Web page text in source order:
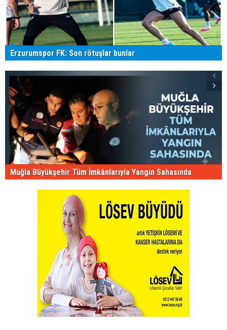
Erzurumspor FK: Son rötuşlar bunlar
Muğla Büyükşehir Tüm İmkânlarıyla Yangın Sahasında